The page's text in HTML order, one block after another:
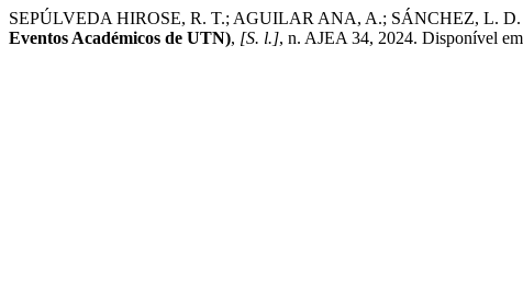
SEPÚLVEDA HIROSE, R. T.; AGUILAR ANA, A.; SÁNCHEZ, L. D. A.
Eventos Académicos de UTN), [S. l.], n. AJEA 34, 2024. Disponível